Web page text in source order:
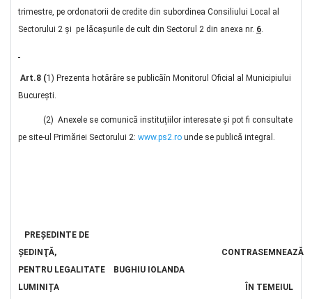
trimestre, pe ordonatorii de credite din subordinea Consiliului Local al
Sectorului 2 şi pe lăcaşurile de cult din Sectorul 2 din anexa nr. 6.
Art.8 (1) Prezenta hotărâre se publicăîn Monitorul Oficial al Municipiului
Bucureşti.
(2) Anexele se comunică instituţiilor interesate şi pot fi consultate
pe site-ul Primăriei Sectorului 2: www.ps2.ro unde se publică integral.
PREŞEDINTE DE
ŞEDINŢĂ, CONTRASEMNEAZĂ
PENTRU LEGALITATE BUGHIU IOLANDA
LUMINIȚA ÎN TEMEIUL